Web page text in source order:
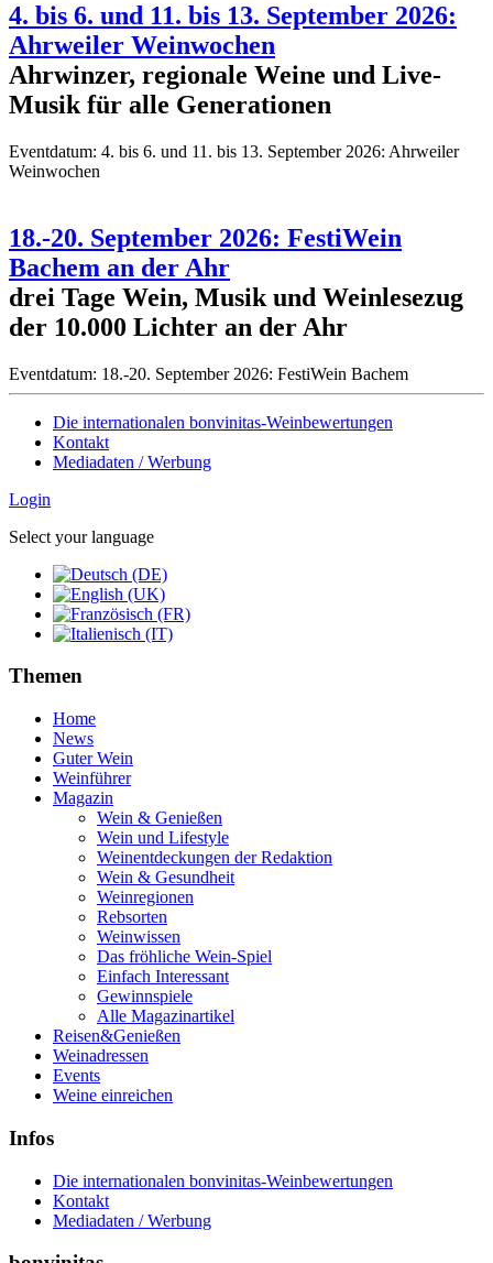
4. bis 6. und 11. bis 13. September 2026:
Ahrweiler Weinwochen
Ahrwinzer, regionale Weine und Live-
Musik für alle Generationen
Eventdatum: 4. bis 6. und 11. bis 13. September 2026: Ahrweiler
Weinwochen
18.-20. September 2026: FestiWein
Bachem an der Ahr
drei Tage Wein, Musik und Weinlesezug
der 10.000 Lichter an der Ahr
Eventdatum: 18.-20. September 2026: FestiWein Bachem
Die internationalen bonvinitas-Weinbewertungen
Kontakt
Mediadaten / Werbung
Login
Select your language
Themen
Home
News
Guter Wein
Weinführer
Magazin
Wein & Genießen
Wein und Lifestyle
Weinentdeckungen der Redaktion
Wein & Gesundheit
Weinregionen
Rebsorten
Weinwissen
Das fröhliche Wein-Spiel
Einfach Interessant
Gewinnspiele
Alle Magazinartikel
Reisen&Genießen
Weinadressen
Events
Weine einreichen
Infos
Die internationalen bonvinitas-Weinbewertungen
Kontakt
Mediadaten / Werbung